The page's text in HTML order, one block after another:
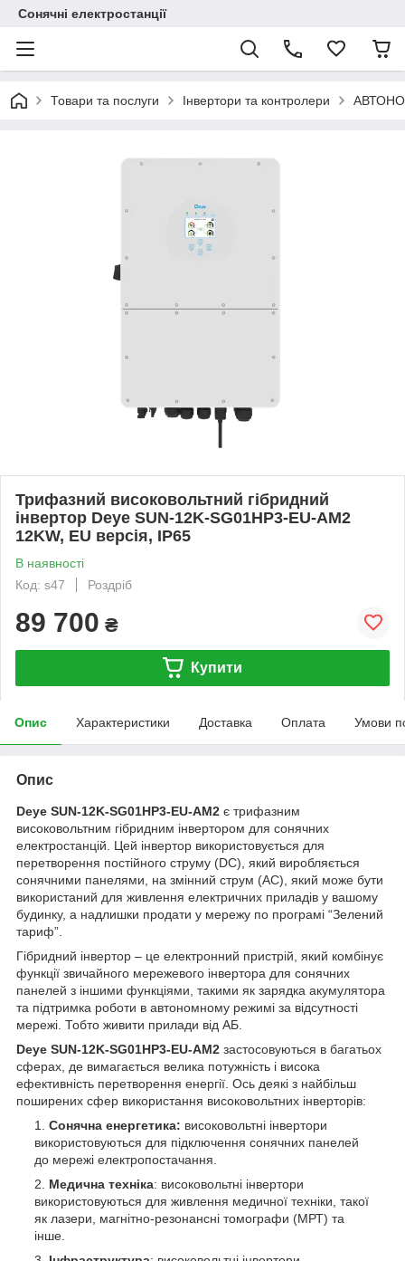
Сонячні електростанції
Товари та послуги Інвертори та контролери
Трифазний високовольтний гібридний
інвертор Deye SUN-12K-SG01HP3-EU-AM2
12KW, EU версія, IP65
В наявності
Код: s47
Роздріб
89 700 ₴
Купити
Опис Характеристики Доставка Оплата Умови
Опис
Deye SUN-12K-SG01HP3-EU-AM2 є трифазним
високовольтним гібридним інвертором для сонячних
електростанцій. Цей інвертор використовується для
перетворення постійного струму (DC), який виробляється
сонячними панелями, на змінний струм (AC), який може бути
використаний для живлення електричних приладів у вашому
будинку, а надлишки продати у мережу по програмі “Зелений
тариф”.
Гібридний інвертор – це електронний пристрій, який комбінує
функції звичайного мережевого інвертора для сонячних
панелей з іншими функціями, такими як зарядка акумулятора
та підтримка роботи в автономному режимі за відсутності
мережі. Тобто живити прилади від АБ.
Deye SUN-12K-SG01HP3-EU-AM2 застосовуються в багатьох
сферах, де вимагається велика потужність і висока
ефективність перетворення енергії. Ось деякі з найбільш
поширених сфер використання високовольтних інверторів:
Сонячна енергетика: високовольтні інвертори
використовуються для підключення сонячних панелей
до мережі електропостачання.
Медична техніка: високовольтні інвертори
використовуються для живлення медичної техніки, такої
як лазери, магнітно-резонансні томографи (МРТ) та
інше.